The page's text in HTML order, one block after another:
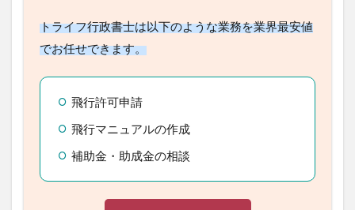
トライフ行政書士は以下のような業務を業界最安値
でお任せできます。
飛行許可申請
飛行マニュアルの作成
補助金・助成金の相談